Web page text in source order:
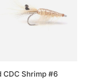
CDC Shrimp #6